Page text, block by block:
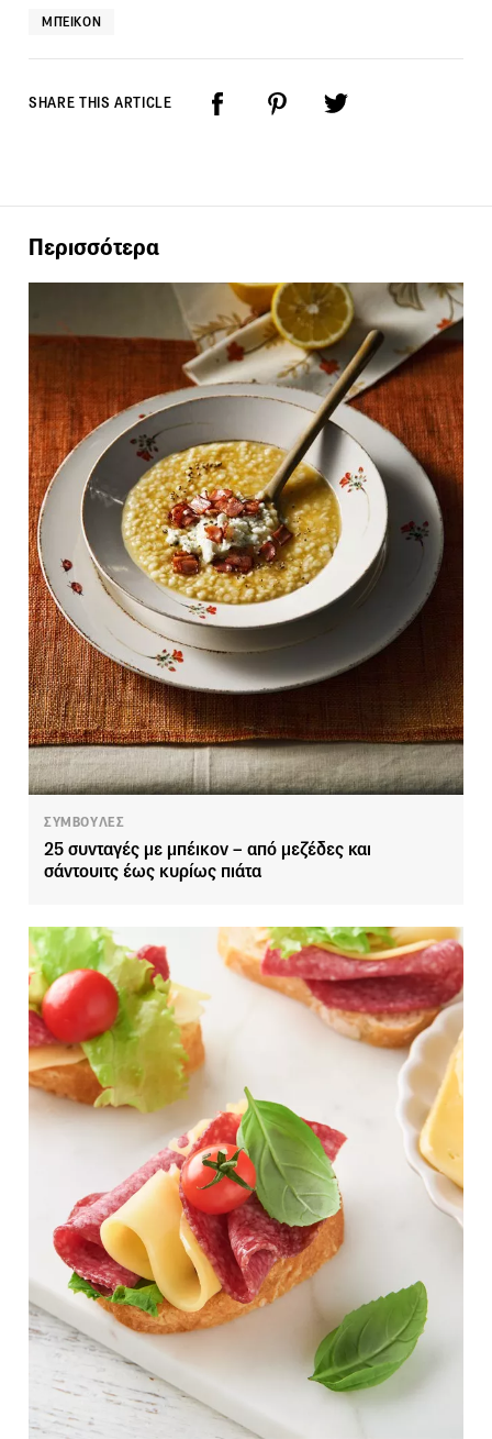
ΜΠΈΙΚΟΝ
SHARE THIS ARTICLE
Περισσότερα
ΣΥΜΒΟΥΛΕΣ
25 συνταγές με μπέικον – από μεζέδες και
σάντουιτς έως κυρίως πιάτα